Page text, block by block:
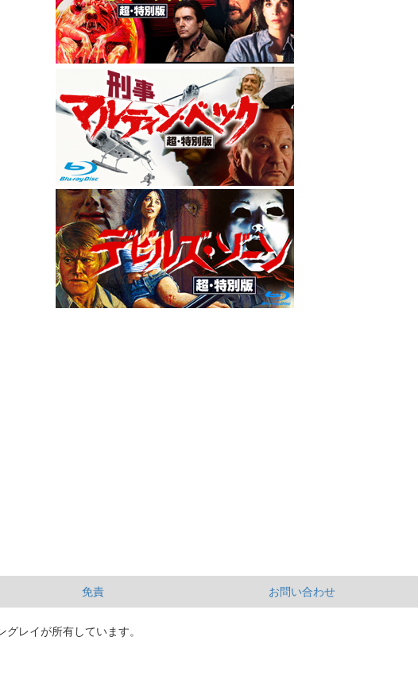
免責 お問い合わせ
レイが所有しています。